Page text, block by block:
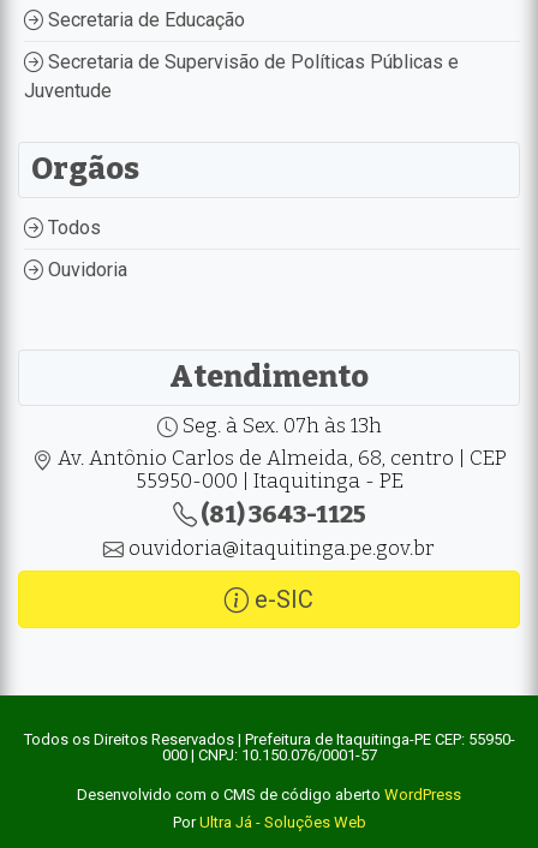
Secretaria de Educação
Secretaria de Supervisão de Políticas Públicas e
Juventude
Orgãos
Todos
Ouvidoria
Atendimento
Seg. à Sex. 07h às 13h
Av. Antônio Carlos de Almeida, 68, centro | CEP
55950-000 | Itaquitinga - PE
(81) 3643-1125
ouvidoria@itaquitinga.pe.gov.br
e-SIC
Todos os Direitos Reservados | Prefeitura de Itaquitinga-PE CEP: 55950-
000 | CNPJ: 10.150.076/0001-57
Desenvolvido com o CMS de código aberto WordPress
PorUltra Já - Soluções Web